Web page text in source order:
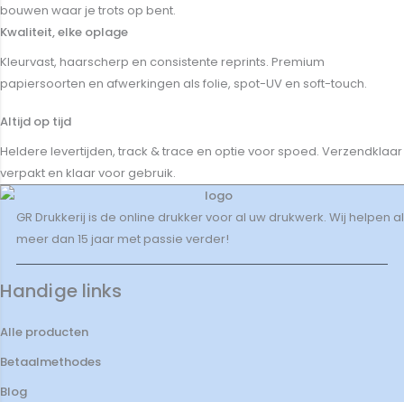
bouwen waar je trots op bent.
Kwaliteit, elke oplage
Kleurvast, haarscherp en consistente reprints. Premium
papiersoorten en afwerkingen als folie, spot-UV en soft-touch.
Altijd op tijd
Heldere levertijden, track & trace en optie voor spoed. Verzendklaar
verpakt en klaar voor gebruik.
GR Drukkerij is de online drukker voor al uw drukwerk. Wij helpen al
meer dan 15 jaar met passie verder!
Handige links
Alle producten
Betaalmethodes
Blog